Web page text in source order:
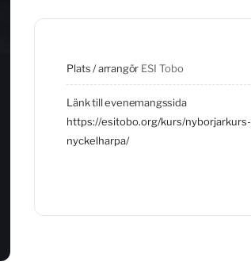
Plats / arrangör ESI Tobo
Länk till evenemangssida
https://esitobo.org/kurs/nyborjarkurs-
nyckelharpa/